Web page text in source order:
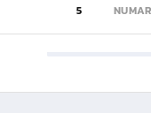
5